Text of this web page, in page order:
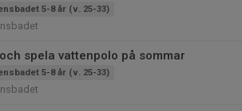
5-8 år (v. 25-33)
spela vattenpolo på sommar
5-8 år (v. 25-33)